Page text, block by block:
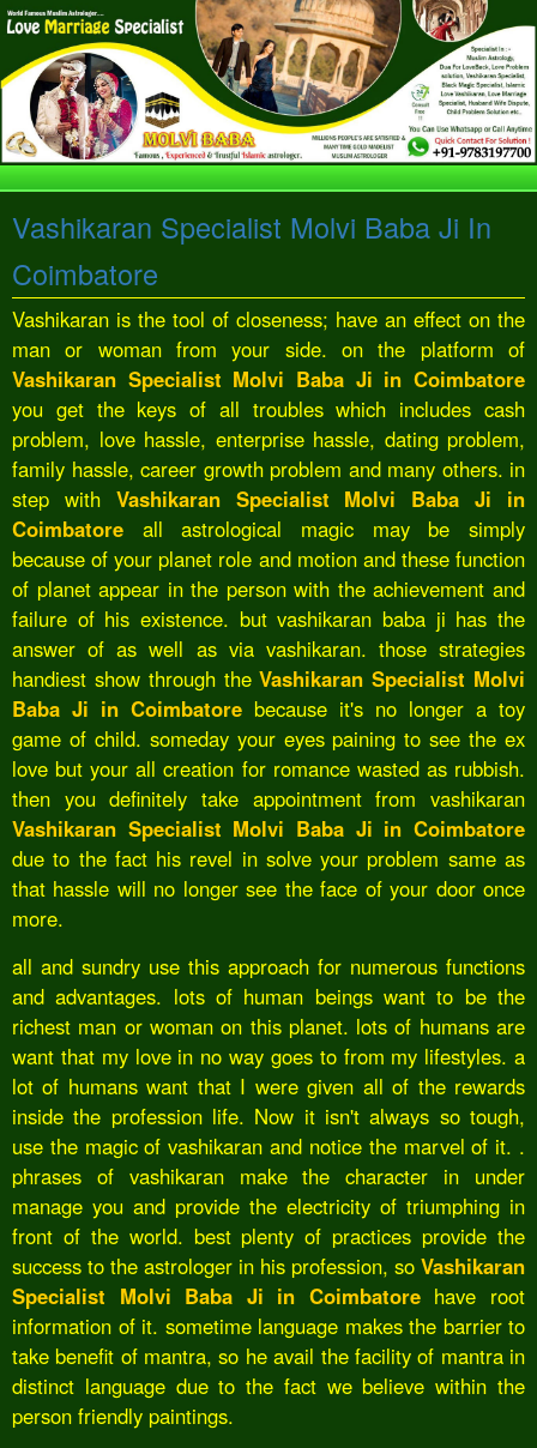
Vashikaran Specialist Molvi Baba Ji In
Coimbatore
Vashikaran is the tool of closeness; have an effect on the
man or woman from your side. on the platform of
Vashikaran Specialist Molvi Baba Ji in Coimbatore
you get the keys of all troubles which includes cash
problem, love hassle, enterprise hassle, dating problem,
family hassle, career growth problem and many others. in
step with Vashikaran Specialist Molvi Baba Ji in
Coimbatore all astrological magic may be simply
because of your planet role and motion and these function
of planet appear in the person with the achievement and
failure of his existence. but vashikaran baba ji has the
answer of as well as via vashikaran. those strategies
handiest show through theVashikaran Specialist Molvi
Baba Ji in Coimbatore because it's no longer a toy
game of child. someday your eyes paining to see the ex
love but your all creation for romance wasted as rubbish.
then you definitely take appointment from vashikaran
Vashikaran Specialist Molvi Baba Ji in Coimbatore
due to the fact his revel in solve your problem same as
that hassle will no longer see the face of your door once
more.
all and sundry use this approach for numerous functions
and advantages. lots of human beings want to be the
richest man or woman on this planet. lots of humans are
want that my love in no way goes to from my lifestyles. a
lot of humans want that I were given all of the rewards
inside the profession life. Now it isn't always so tough,
use the magic of vashikaran and notice the marvel of it. .
phrases of vashikaran make the character in under
manage you and provide the electricity of triumphing in
front of the world. best plenty of practices provide the
success to the astrologer in his profession, so Vashikaran
Specialist Molvi Baba Ji in Coimbatorehave root
information of it. sometime language makes the barrier to
take benefit of mantra, so he avail the facility of mantra in
distinct language due to the fact we believe within the
person friendly paintings.